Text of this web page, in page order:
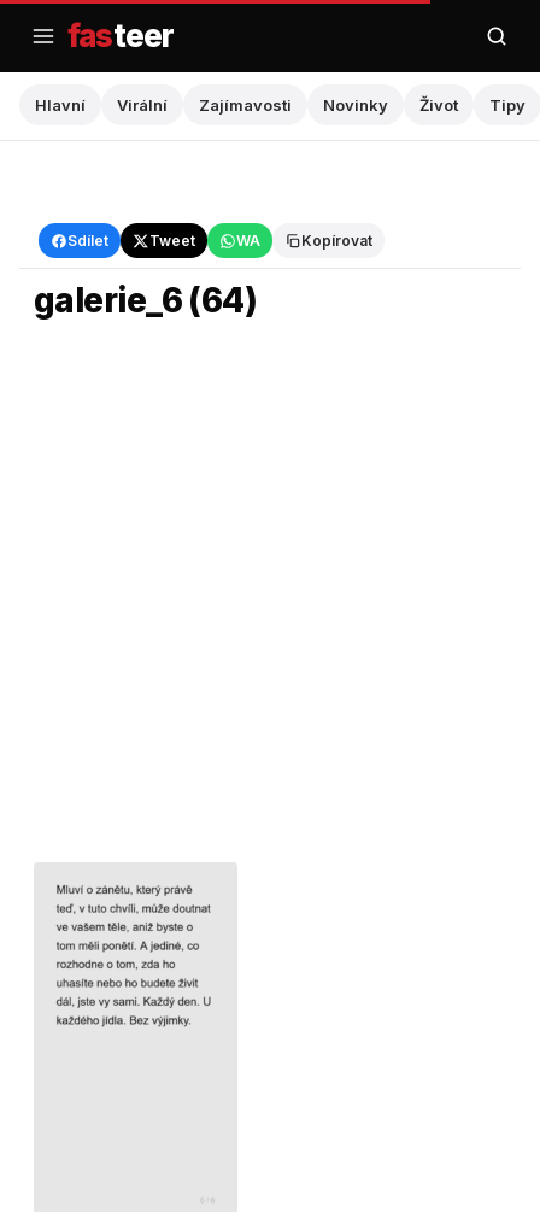
obsah
fasteer
Hlavní Virální Zajímavosti Novinky Život Tipy
Sdílet Tweet WA Kopírovat
Hlavní
galerie_6 (64)